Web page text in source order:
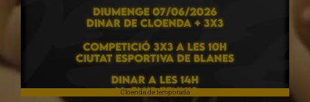
Cloenda de temporada